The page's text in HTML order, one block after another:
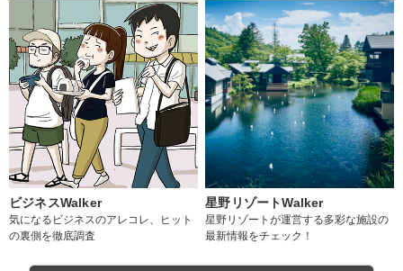
ビジネスWalker
気になるビジネスのアレコレ、ヒット
の裏側を徹底調査
星野リゾートWalker
星野リゾートが運営する多彩な施設の
最新情報をチェック！